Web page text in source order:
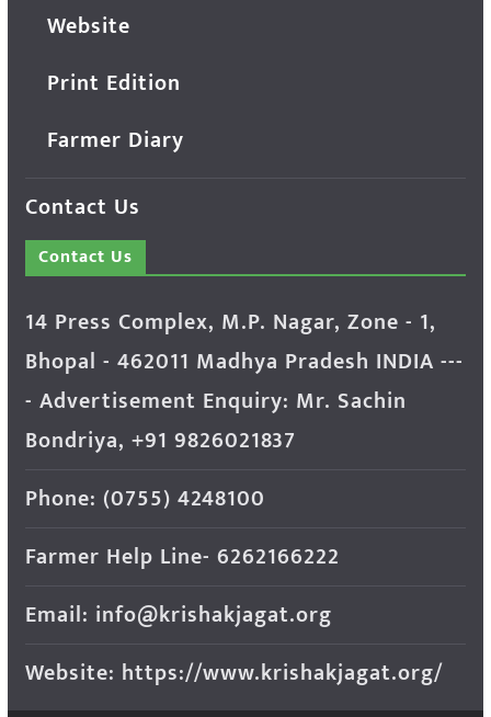
Website
Print Edition
Farmer Diary
Contact Us
Contact Us
14 Press Complex, M.P. Nagar, Zone - 1,
Bhopal - 462011 Madhya Pradesh INDIA ---
- Advertisement Enquiry: Mr. Sachin
Bondriya, +91 9826021837
Phone: (0755) 4248100
Farmer Help Line- 6262166222
Email: info@krishakjagat.org
Website: https://www.krishakjagat.org/